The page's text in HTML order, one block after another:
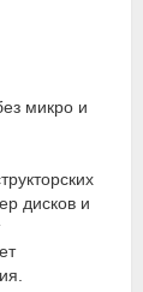
микро и
дисков и